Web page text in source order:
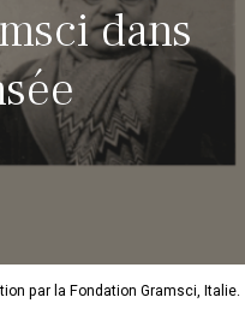
dans
par la Fondation Gramsci, Italie.